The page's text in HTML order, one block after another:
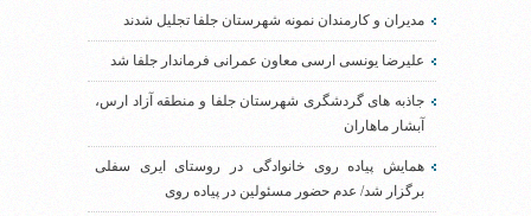
مدیران و کارمندان نمونه شهرستان جلفا تجلیل شدند
علیرضا یونسی ارسی معاون عمرانی فرماندار جلفا شد
جاذبه های گردشگری شهرستان جلفا و منطقه آزاد ارس،
آبشار ماهاران
همایش پیاده روی خانوادگی در روستای ایری سفلی
برگزار شد/ عدم حضور مسئولین در پیاده روی